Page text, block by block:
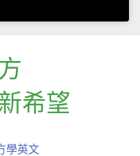
希望
學英文